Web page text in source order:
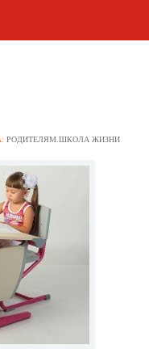
РОДИТЕЛЯМ,ШКОЛА ЖИЗНИ